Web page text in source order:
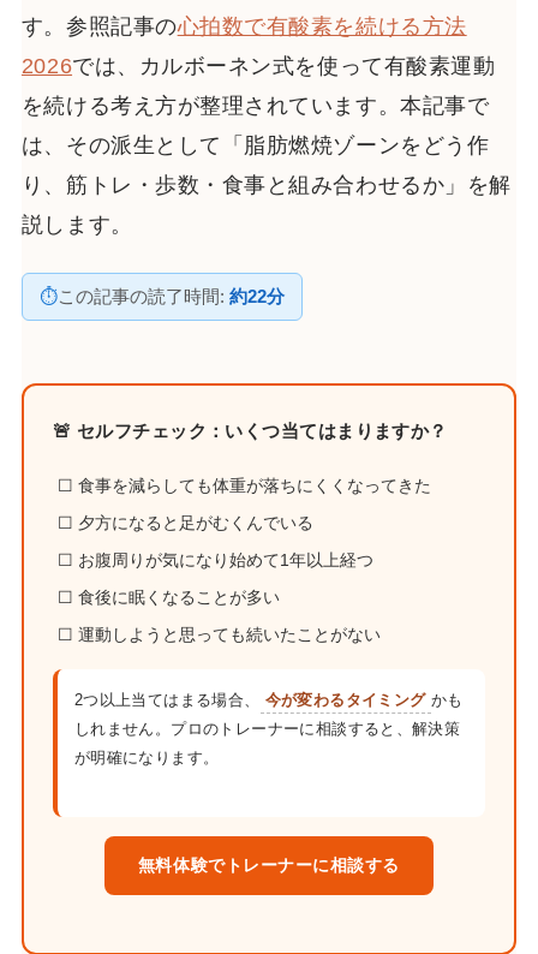
す。参照記事の心拍数で有酸素を続ける方法
2026では、カルボーネン式を使って有酸素運動
を続ける考え方が整理されています。本記事で
は、その派生として「脂肪燃焼ゾーンをどう作
り、筋トレ・歩数・食事と組み合わせるか」を解
説します。
⏱この記事の読了時間: 約22分
🚨 セルフチェック：いくつ当てはまりますか？
☐ 食事を減らしても体重が落ちにくくなってきた
☐ 夕方になると足がむくんでいる
☐ お腹周りが気になり始めて1年以上経つ
☐ 食後に眠くなることが多い
☐ 運動しようと思っても続いたことがない
2つ以上当てはまる場合、 今が変わるタイミング かも
しれません。プロのトレーナーに相談すると、解決策
が明確になります。
無料体験でトレーナーに相談する